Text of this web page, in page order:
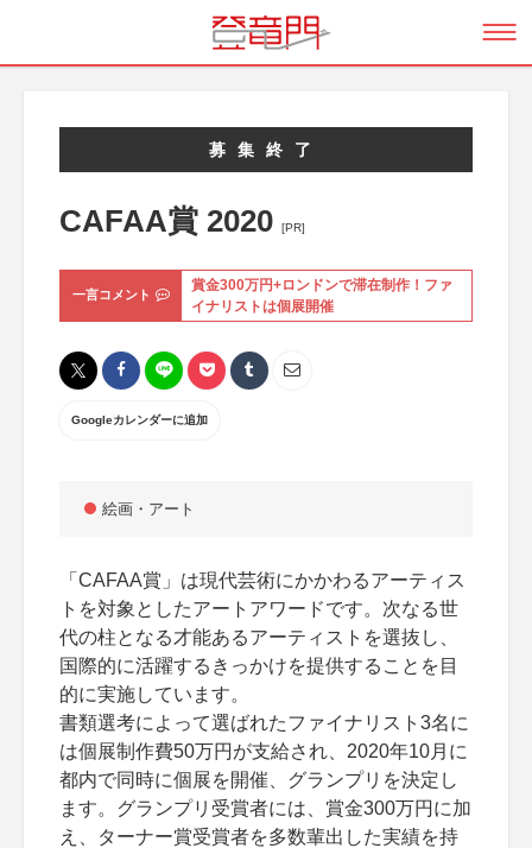
募集終了
CAFAA賞 2020 [PR]
一言コメント
賞金300万円+ロンドンで滞在制作！ファ
イナリストは個展開催
Googleカレンダーに追加
絵画・アート
「CAFAA賞」は現代芸術にかかわるアーティス
トを対象としたアートアワードです。次なる世
代の柱となる才能あるアーティストを選抜し、
国際的に活躍するきっかけを提供することを目
的に実施しています。
書類選考によって選ばれたファイナリスト3名に
は個展制作費50万円が支給され、2020年10月に
都内で同時に個展を開催、グランプリを決定し
ます。グランプリ受賞者には、賞金300万円に加
え、ターナー賞受賞者を多数輩出した実績を持